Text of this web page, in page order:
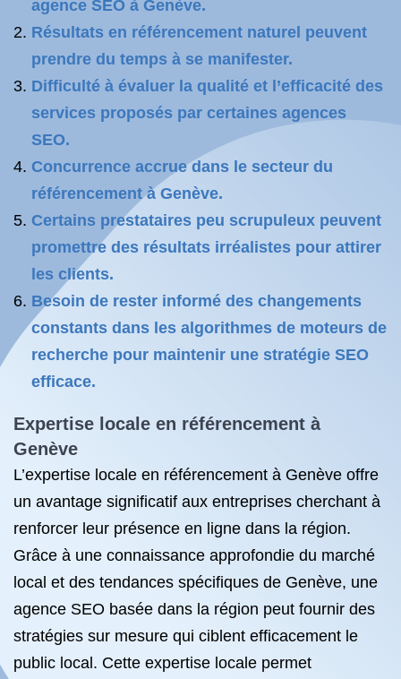
agence SEO à Genève.
Résultats en référencement naturel peuvent
prendre du temps à se manifester.
Difficulté à évaluer la qualité et l’efficacité des
services proposés par certaines agences
SEO.
Concurrence accrue dans le secteur du
référencement à Genève.
Certains prestataires peu scrupuleux peuvent
promettre des résultats irréalistes pour attirer
les clients.
Besoin de rester informé des changements
constants dans les algorithmes de moteurs de
recherche pour maintenir une stratégie SEO
efficace.
Expertise locale en référencement à
Genève
L’expertise locale en référencement à Genève offre
un avantage significatif aux entreprises cherchant à
renforcer leur présence en ligne dans la région.
Grâce à une connaissance approfondie du marché
local et des tendances spécifiques de Genève, une
agence SEO basée dans la région peut fournir des
stratégies sur mesure qui ciblent efficacement le
public local. Cette expertise locale permet